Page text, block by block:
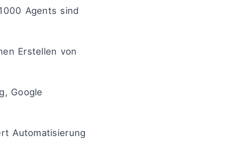
Agents sind
Erstellen von
Google
Automatisierung